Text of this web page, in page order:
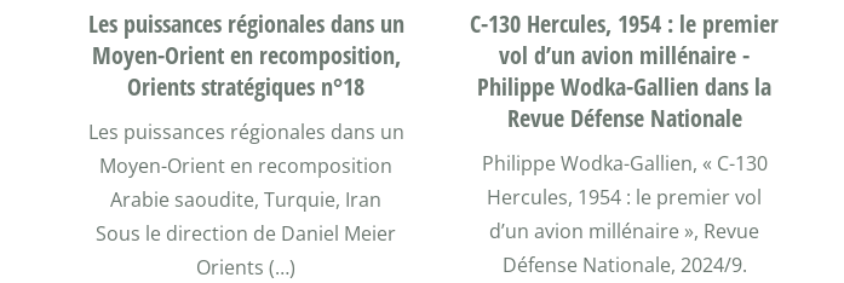
Les puissances régionales dans un
Moyen-Orient en recomposition,
Orients stratégiques n°18
Les puissances régionales dans un
Moyen-Orient en recomposition
Arabie saoudite, Turquie, Iran
Sous le direction de Daniel Meier
Orients (…)
C-130 Hercules, 1954 : le premier
vol d’un avion millénaire -
Philippe Wodka-Gallien dans la
Revue Défense Nationale
Philippe Wodka-Gallien, « C-130
Hercules, 1954 : le premier vol
d’un avion millénaire », Revue
Défense Nationale, 2024/9.